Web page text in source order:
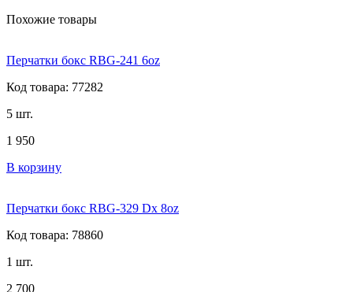
Похожие товары
Перчатки бокс RBG-241 6oz
Код товара: 77282
5 шт.
1 950
В корзину
Перчатки бокс RBG-329 Dx 8oz
Код товара: 78860
1 шт.
2 700